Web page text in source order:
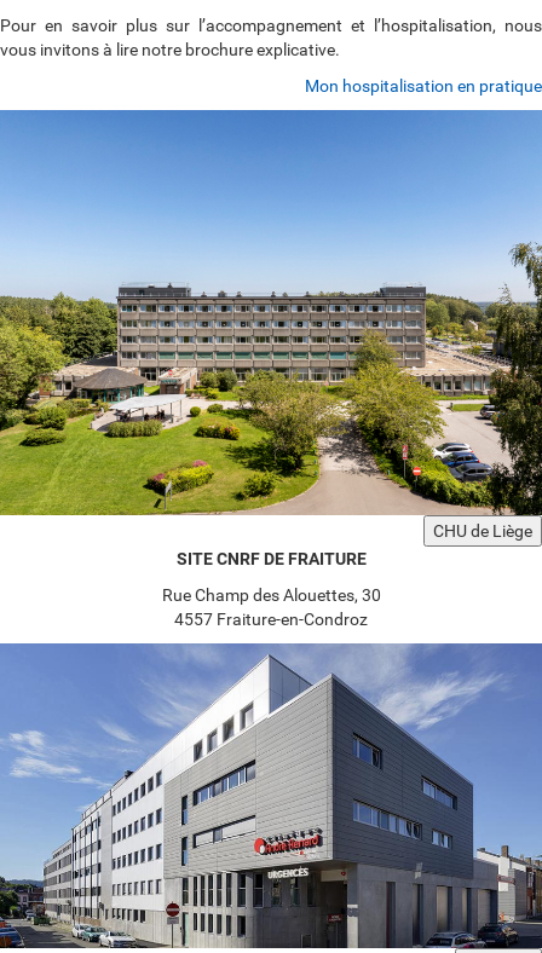
Pour en savoir plus sur l’accompagnement et l’hospitalisation, nous
vous invitons à lire notre brochure explicative.
Mon hospitalisation en pratique
CHU de Liège
SITE CNRF DE FRAITURE
Rue Champ des Alouettes, 30
4557 Fraiture-en-Condroz